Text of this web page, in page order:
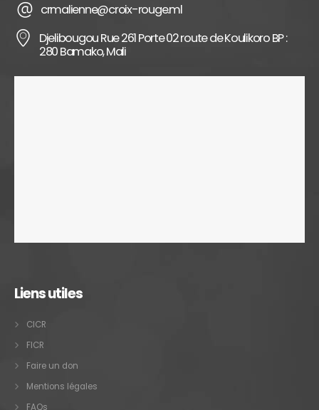
crmalienne@croix-rouge.ml
Djelibougou Rue 261 Porte 02 route de Koulikoro BP :
280 Bamako, Mali
Liens utiles
CICR
FICR
Faire un don
Mentions légales
FAQs